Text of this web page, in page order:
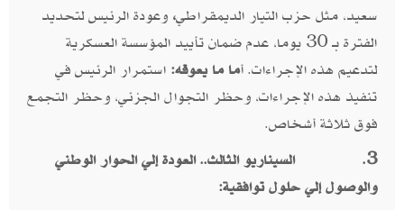
سعيد، مثل حزب التيار الديمقراطي، وعودة الرئيس لتحديد
الفترة بـ 30 يوما، عدم ضمان تأييد المؤسسة العسكرية
لتدعيم هذه الإجراءات. أما ما يعوقه: استمرار الرئيس في
تنفيذ هذه الإجراءات، وحظر التجوال الجزئي، وحظر التجمع
فوق ثلاثة أشخاص.
3.
السيناريو الثالث.. العودة إلي الحوار الوطني
والوصول إلي حلول توافقية: